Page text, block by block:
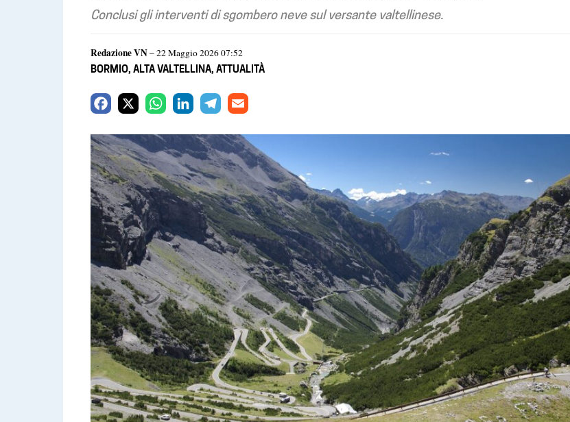
Conclusi gli interventi di sgombero neve sul versante valtellinese.
Redazione VN– 22 Maggio 2026 07:52
BORMIO, ALTA VALTELLINA, ATTUALITÀ
c
e
b
o
o
k
a
t
s
A
p
k
e
d
n
l
e
g
r
a
m
a
i
l